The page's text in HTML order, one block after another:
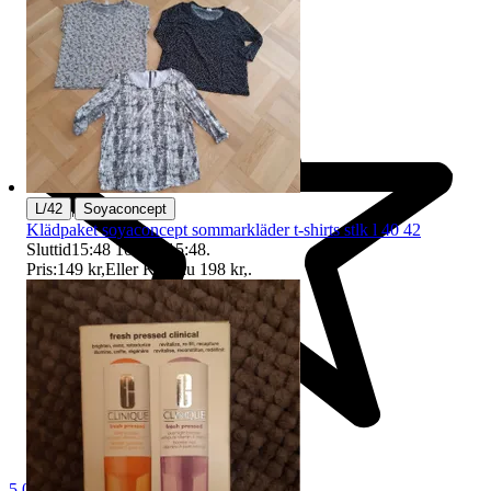
L/42 | Soyaconcept
Klädpaket soyaconcept sommarkläder t-shirts stlk l 40 42
Sluttid15:48 10 aug 15:48.
Pris:149 kr,Eller Köp nu 198 kr,.